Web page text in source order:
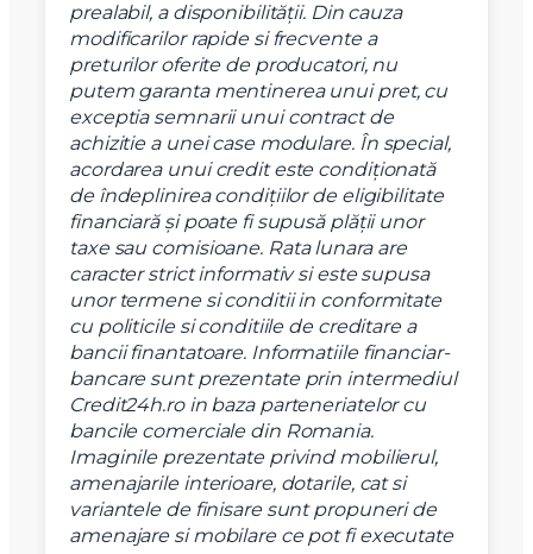
prealabil, a disponibilităţii. Din cauza
modificarilor rapide si frecvente a
preturilor oferite de producatori, nu
putem garanta mentinerea unui pret, cu
exceptia semnarii unui contract de
achizitie a unei case modulare. În special,
acordarea unui credit este condiţionată
de îndeplinirea condiţiilor de eligibilitate
financiară şi poate fi supusă plăţii unor
taxe sau comisioane. Rata lunara are
caracter strict informativ si este supusa
unor termene si conditii in conformitate
cu politicile si conditiile de creditare a
bancii finantatoare. Informatiile financiar-
bancare sunt prezentate prin intermediul
Credit24h.ro in baza parteneriatelor cu
bancile comerciale din Romania.
Imaginile prezentate privind mobilierul,
amenajarile interioare, dotarile, cat si
variantele de finisare sunt propuneri de
amenajare si mobilare ce pot fi executate